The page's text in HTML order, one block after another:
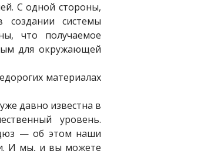
С одной стороны,
создании системы
что получаемое
для окружающей
материалах
давно известна в
уровень.
дюз — об этом наши
И мы, и вы можете